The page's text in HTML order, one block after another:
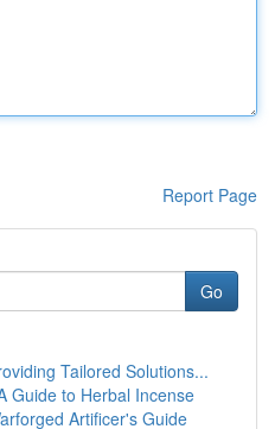
Report Page
Go
Tailored Solutions...
Guide to Herbal Incense
Artificer's Guide